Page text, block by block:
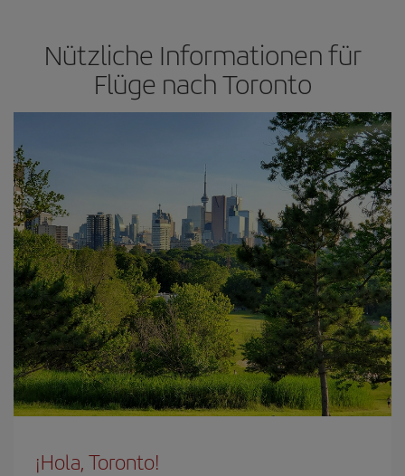
Nützliche Informationen für
Flüge nach Toronto
¡Hola, Toronto!